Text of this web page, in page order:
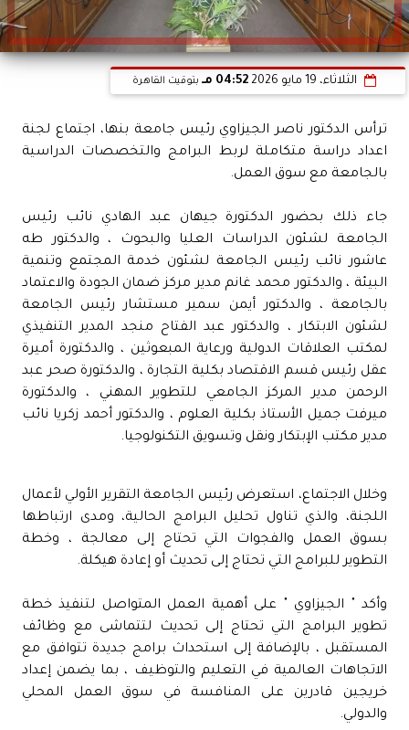
الثلاثاء، 19 مايو 2026 04:52 مـ بتوقيت القاهرة
ترأس الدكتور ناصر الجيزاوي رئيس جامعة بنها، اجتماع لجنة
اعداد دراسة متكاملة لربط البرامج والتخصصات الدراسية
بالجامعة مع سوق العمل.
جاء ذلك بحضور الدكتورة جيهان عبد الهادي نائب رئيس
الجامعة لشئون الدراسات العليا والبحوث ، والدكتور طه
عاشور نائب رئيس الجامعة لشئون خدمة المجتمع وتنمية
البيئة ، والدكتور محمد غانم مدير مركز ضمان الجودة والاعتماد
بالجامعة ، والدكتور أيمن سمير مستشار رئيس الجامعة
لشئون الابتكار ، والدكتور عبد الفتاح منجد المدير التنفيذي
لمكتب العلاقات الدولية ورعاية المبعوثين ، والدكتورة أميرة
عقل رئيس قسم الاقتصاد بكلية التجارة ، والدكتورة صحر عبد
الرحمن مدير المركز الجامعي للتطوير المهني ، والدكتورة
ميرفت جميل الأستاذ بكلية العلوم ، والدكتور أحمد زكريا نائب
مدير مكتب الإبتكار ونقل وتسويق التكنولوجيا.
وخلال الاجتماع، استعرض رئيس الجامعة التقرير الأولي لأعمال
اللجنة، والذي تناول تحليل البرامج الحالية، ومدى ارتباطها
بسوق العمل والفجوات التي تحتاج إلى معالجة ، وخطة
التطوير للبرامج التي تحتاج إلى تحديث أو إعادة هيكلة.
وأكد " الجيزاوي " على أهمية العمل المتواصل لتنفيذ خطة
تطوير البرامج التي تحتاج إلى تحديث لتتماشى مع وظائف
المستقبل ، بالإضافة إلى استحداث برامج جديدة تتوافق مع
الاتجاهات العالمية في التعليم والتوظيف ، بما يضمن إعداد
خريجين قادرين على المنافسة في سوق العمل المحلي
والدولي.